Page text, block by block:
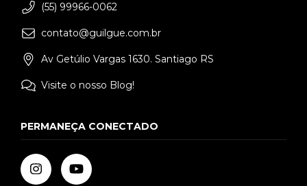
(55) 99966-0062
contato@guilgue.com.br
Av Getúlio Vargas 1630. Santiago RS
Visite o nosso Blog!
PERMANEÇA CONECTADO